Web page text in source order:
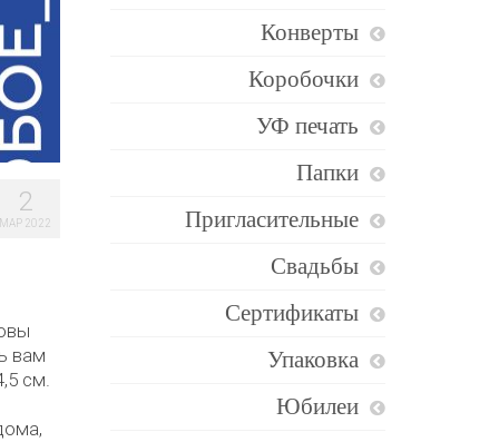
2
МАР 2022
вам
см.
Конверты
Коробочки
УФ печать
Папки
Пригласительные
Свадьбы
Сертификаты
Упаковка
Юбилеи